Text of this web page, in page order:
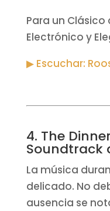
Para un Clásico
Electrónico y
▶ Escuchar:
4. The
Soundtrack
La música
delicado. No
ausencia se